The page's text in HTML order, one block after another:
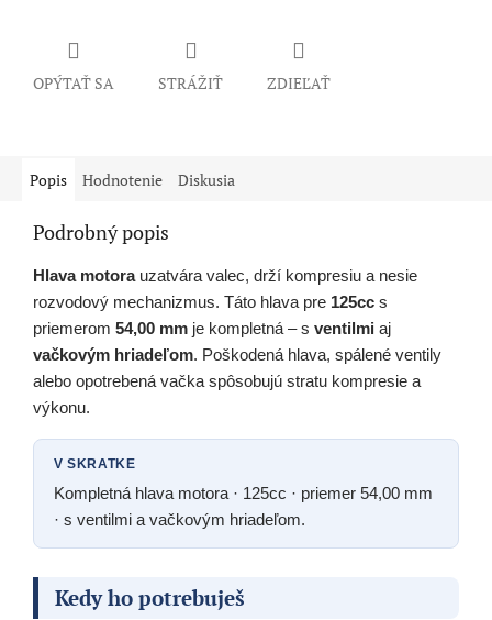
OPÝTAŤ SA STRÁŽIŤ ZDIEĽAŤ
Popis Hodnotenie Diskusia
Podrobný popis
Hlava motorauzatvára valec, drží kompresiu a nesie
rozvodový mechanizmus. Táto hlava pre 125cc s
priemerom 54,00 mm je kompletná – s ventilmi aj
vačkovým hriadeľom. Poškodená hlava, spálené ventily
alebo opotrebená vačka spôsobujú stratu kompresie a
výkonu.
V SKRATKE
Kompletná hlava motora · 125cc · priemer 54,00 mm
· s ventilmi a vačkovým hriadeľom.
Kedy ho potrebuješ